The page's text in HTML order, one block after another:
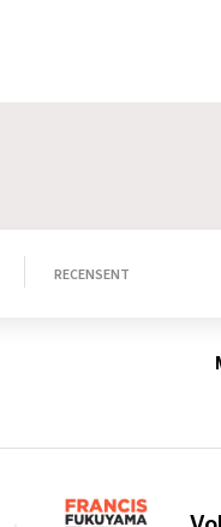
RECENSENT